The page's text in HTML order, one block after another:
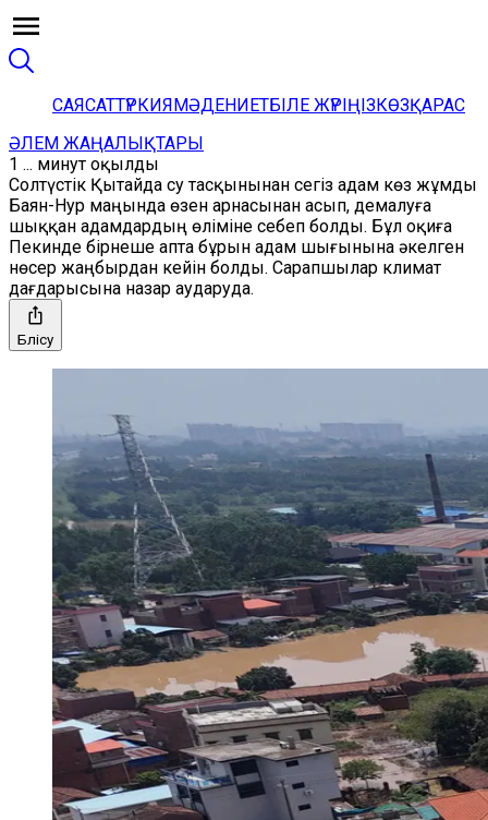
САЯСАТТҮРКИЯМӘДЕНИЕТБІЛЕ ЖҮРІҢІЗКӨЗҚАРАС
ӘЛЕМ ЖАҢАЛЫҚТАРЫ
1 ... минут оқылды
Солтүстік Қытайда су тасқынынан сегіз адам көз жұмды
Баян-Нур маңында өзен арнасынан асып, демалуға
шыққан адамдардың өліміне себеп болды. Бұл оқиға
Пекинде бірнеше апта бұрын адам шығынына әкелген
нөсер жаңбырдан кейін болды. Сарапшылар климат
дағдарысына назар аударуда.
Бөлісу